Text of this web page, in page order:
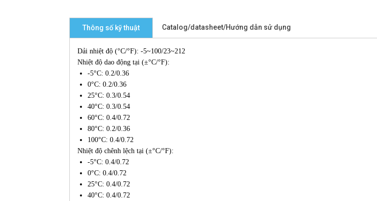
Thông số kỹ thuật Catalog/datasheet/Hướng dẫn sử dụng
Dải nhiệt độ (°C/°F): -5~100/23~212
Nhiệt độ dao động tại (±°C/°F):
-5°C: 0.2/0.36
0°C: 0.2/0.36
25°C: 0.3/0.54
40°C: 0.3/0.54
60°C: 0.4/0.72
80°C: 0.2/0.36
100°C: 0.4/0.72
Nhiệt độ chênh lệch tại (±°C/°F):
-5°C: 0.4/0.72
0°C: 0.4/0.72
25°C: 0.4/0.72
40°C: 0.4/0.72